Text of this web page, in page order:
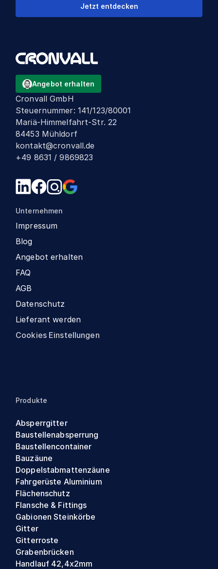
Jetzt entdecken
Angebot erhalten
Cronvall GmbH
Steuernummer: 141/123/80001
Mariä-Himmelfahrt-Str. 22
84453 Mühldorf
kontakt@cronvall.de
+49 8631 / 9869823
Unternehmen
Impressum
Blog
Angebot erhalten
FAQ
AGB
Datenschutz
Lieferant werden
Cookies Einstellungen
Produkte
Absperrgitter
Baustellenabsperrung
Baustellencontainer
Bauzäune
Doppelstabmattenzäune
Fahrgerüste Aluminium
Flächenschutz
Flansche & Fittings
Gabionen Steinkörbe
Gitter
Gitterroste
Grabenbrücken
Handlauf 42,4x2mm